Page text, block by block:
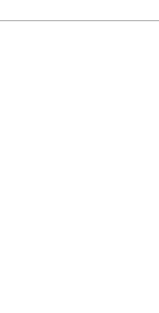
Vipps, Klarna och Google Pay.
debiteras kortet/fakturan.